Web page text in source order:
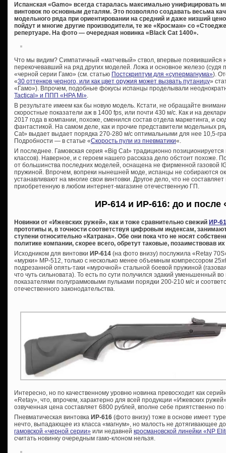
Испанская «Gamo» всегда старалась максимально унифицировать
винтовок по основным деталям. Это позволяло создавать весьма
модельного ряда при ориентировании на средний и даже низший
пойдут и многие другие производители, те же «Кросман» со
репертуаре. На фото — очередная новинка «Black Cat 1400».
Что мы видим? Симпатичный «матчевый» ствол, впервые появившийся
перекочевавший на ряд других моделей. Ложа и основное железо (судя
«черной серии Гамо» (см. статью Постскриптум для «супермагнума»).
«30 оттенков черного, или как цвет оружия может вызвать путаницу»
«Гамо»). Впрочем, подобные фокусы испанцы проделывали
Tactical» и ППП «HPA Mi»
В результате имеем как бы новую модель. Кстати, не обращайте
скоростные показатели аж в 1400 fps, или почти 430 м/с. Как и на
2017 года в компании, похоже, сменился состав отдела маркетинга, и
фантастикой. На самом деле, как и прочие представители модельных
Cat» выдает выдает порядка 270-280 м/с оптимальными для нее 10,5-
Подробности — в статье «Скорость пули из пневматики«.
И последнее. Гамовская серия «Big Cat» традиционно позиционируется
классов). Наверное, и с героем нашего рассказа дело обстоит похоже.
от большинства последних моделей, оснащена не фирменной газовой
пружиной. Впрочем, вопреки нынешней моде, испанцы не собираются
устанавливают на многие свои винтовки. Другое дело, что не
приобретенную в любом интернет-магазине отечественную ГП.
ИР-614 и ИР-616: до и после
Новинки от «Ижевских ружей», как и тоже сравнительно свежий ИР-
прототипы и, в точности соответствуя цифровым индексам,
ступени относительно «Катрана». Обе они пока что не носят
политике компании, скорее всего, обретут таковые, позаимствовав
Исходником для винтовки ИР-614 (на фото внизу) послужила «Retay
«мурки» МР-512, только с несколько менее объемным компрессором
подрезанной опять-таки «мурочной» стальной боевой пружиной
что чуть сильновата). То есть по сути получился эдакий уменьшенный
показателями полуграммовыми пульками порядки 200-210 м/с и
отечественного законодательства.
Интересно, но по качественному уровню новинка превосходит как
«Retay», что, впрочем, характерно для всей продукции «Ижевских
озвученная цена составляет 6800 рублей, вполне себе приятственно
Пневматическая винтовка ИР-616 (фото внизу) тоже в основе имеет
нечто, выпадающее из класса «магнум», но малость не дотягивающее
гамовской «черной серии» или недавней кросмановской линейки «NP
считать новинку очередным гамо-клоном нельзя.